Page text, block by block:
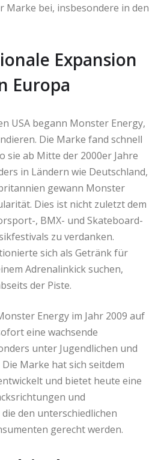
Marke bei, insbesondere in den
Expansion
Europa
USA begann Monster Energy,
Die Marke fand schnell
sie ab Mitte der 2000er Jahre
in Ländern wie Deutschland,
gewann Monster
Dies ist nicht zuletzt dem
, BMX- und Skateboard-
zu verdanken.
sich als Getränk für
Adrenalinkick suchen,
der Piste.
Energy im Jahr 2009 auf
eine wachsende
unter Jugendlichen und
Marke hat sich seitdem
und bietet heute eine
und
den unterschiedlichen
gerecht werden.